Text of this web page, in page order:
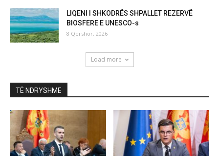
LIQENI I SHKODRËS SHPALLET REZERVË
BIOSFERE E UNESCO-s
8 Qershor, 2026
Load more
TË NDRYSHME